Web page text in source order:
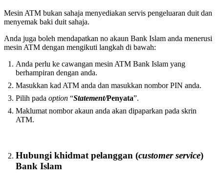
Mesin ATM bukan sahaja menyediakan servis pengeluaran duit dan
menyemak baki duit sahaja.
Anda juga boleh mendapatkan no akaun Bank Islam anda menerusi
mesin ATM dengan mengikuti langkah di bawah:
Anda perlu ke cawangan mesin ATM Bank Islam yang
berhampiran dengan anda.
Masukkan kad ATM anda dan masukkan nombor PIN anda.
Pilih pada option “Statement/Penyata”.
Maklumat nombor akaun anda akan dipaparkan pada skrin
ATM.
Hubungi khidmat pelanggan (customer service)
Bank Islam